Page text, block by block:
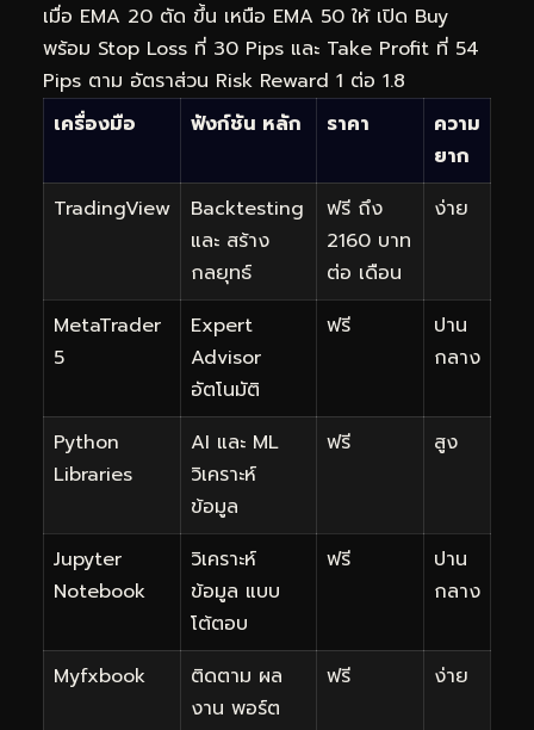
เมื่อ EMA 20 ตัด ขึ้น เหนือ EMA 50 ให้ เปิด Buy
พร้อม Stop Loss ที่ 30 Pips และ Take Profit ที่ 54
Pips ตาม อัตราส่วน Risk Reward 1 ต่อ 1.8
เครื่องมือ
ฟังก์ชัน หลัก ราคา
ความ
ยาก
TradingView
Backtesting
และ สร้าง
กลยุทธ์
ฟรี ถึง
2160 บาท
ต่อ เดือน
ง่าย
MetaTrader
5
Expert
Advisor
อัตโนมัติ
ฟรี
ปาน
กลาง
Python
Libraries
AI และ ML
วิเคราะห์
ข้อมูล
ฟรี สูง
Jupyter
Notebook
วิเคราะห์
ข้อมูล แบบ
โต้ตอบ
ฟรี
ปาน
กลาง
Myfxbook
ติดตาม ผล
งาน พอร์ต
ฟรี ง่าย